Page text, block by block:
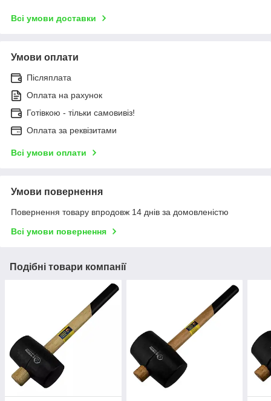
Всі умови доставки
Умови оплати
Післяплата
Оплата на рахунок
Готівкою - тільки самовивіз!
Оплата за реквізитами
Всі умови оплати
Умови повернення
Повернення товару впродовж 14 днів за домовленістю
Всі умови повернення
Подібні товари компанії